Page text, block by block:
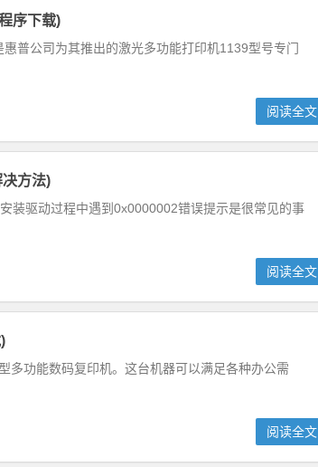
序下载)
普公司为其推出的激光多功能打印机1139型号专门
阅读全文
方法)
装驱动过程中遇到0x0000002错误提示是很常见的事
阅读全文
多功能数码复印机。这台机器可以满足各种办公需
阅读全文